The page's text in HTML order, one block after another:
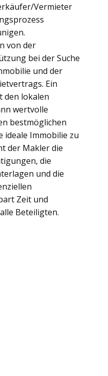
Vermieter
von der
bei der Suche
und der
Ein
den lokalen
wertvolle
bestmöglichen
ideale Immobilie zu
der Makler die
die
und die
Zeit und
Beteiligten.